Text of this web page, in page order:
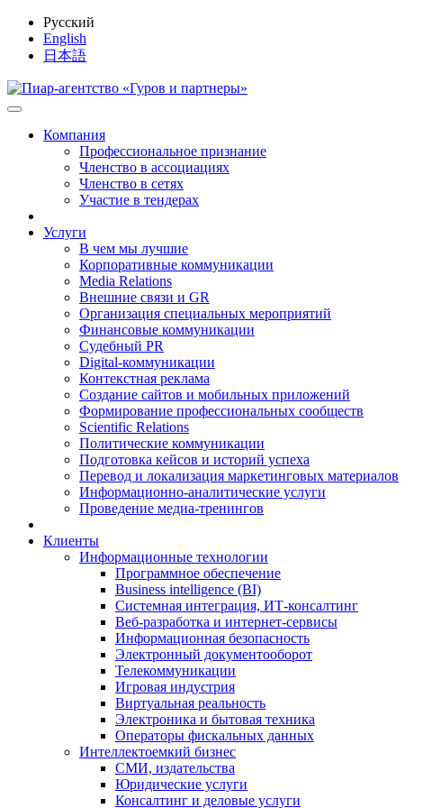
Русский
English
日本語
Компания
Профессиональное признание
Членство в ассоциациях
Членство в сетях
Участие в тендерах
Услуги
В чем мы лучшие
Корпоративные коммуникации
Media Relations
Внешние связи и GR
Организация специальных мероприятий
Финансовые коммуникации
Судебный PR
Digital-коммуникации
Контекстная реклама
Создание сайтов и мобильных приложений
Формирование профессиональных сообществ
Scientific Relations
Политические коммуникации
Подготовка кейсов и историй успеха
Перевод и локализация маркетинговых материалов
Информационно-аналитические услуги
Проведение медиа-тренингов
Клиенты
Информационные технологии
Программное обеспечение
Business intelligence (BI)
Системная интеграция, ИТ-консалтинг
Веб-разработка и интернет-сервисы
Информационная безопасность
Электронный документооборот
Телекоммуникации
Игровая индустрия
Виртуальная реальность
Электроника и бытовая техника
Операторы фискальных данных
Интеллектоемкий бизнес
СМИ, издательства
Юридические услуги
Консалтинг и деловые услуги